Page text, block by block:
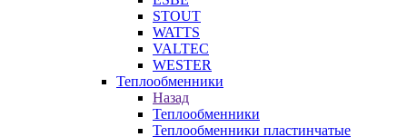
STOUT
WATTS
VALTEC
WESTER
Теплообменники
Назад
Теплообменники
Теплообменники пластинчатые